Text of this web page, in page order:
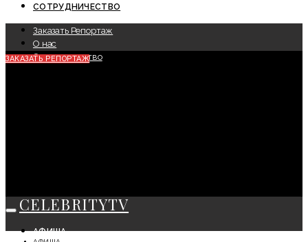
СОТРУДНИЧЕСТВО
Заказать Репортаж
О нас
Сотрудничество
ЗАКАЗАТЬ РЕПОРТАЖ
CELEBRITYTV
АФИША